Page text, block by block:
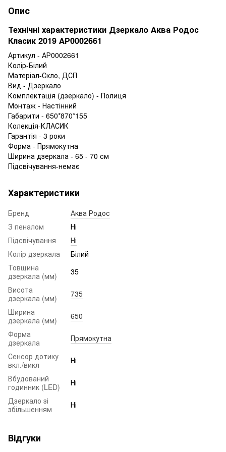
Опис
Технічні характеристики Дзеркало Аква Родос
Класик 2019 АР0002661
Артикул - АР0002661
Колір-Білий
Матеріал-Скло, ДСП
Вид - Дзеркало
Комплектація (дзеркало) - Полиця
Монтаж - Настінний
Габарити - 650*870*155
Колекція-КЛАСИК
Гарантія - 3 роки
Форма - Прямокутна
Ширина дзеркала - 65 - 70 см
Підсвічування-немає
Характеристики
Бренд
Аква Родос
З пеналом
Ні
Підсвічування
Ні
Колір дзеркала
Білий
Товщина
дзеркала (мм)
35
Висота
дзеркала (мм)
735
Ширина
дзеркала (мм)
650
Форма
дзеркала
Прямокутна
Сенсор дотику
вкл./викл
Ні
Вбудований
годинник (LED)
Ні
Дзеркало зі
збільшенням
Ні
Відгуки